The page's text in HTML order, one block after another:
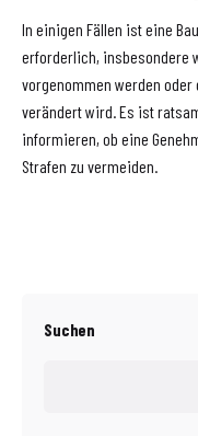
In einigen Fällen ist eine
erforderlich, insbesondere
vorgenommen werden
verändert wird. Es ist
informieren, ob eine
Strafen zu vermeiden.
Suchen